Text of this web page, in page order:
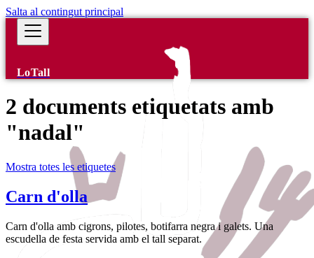
Salta al contingut principal
LoTall
2 documents etiquetats amb
"nadal"
Mostra totes les etiquetes
Carn d'olla
Carn d'olla amb cigrons, pilotes, botifarra negra i galets. Una
escudella de festa servida amb el tall separat.